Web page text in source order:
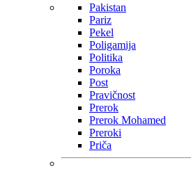
Pakistan
Pariz
Pekel
Poligamija
Politika
Poroka
Post
Pravičnost
Prerok
Prerok Mohamed
Preroki
Priča